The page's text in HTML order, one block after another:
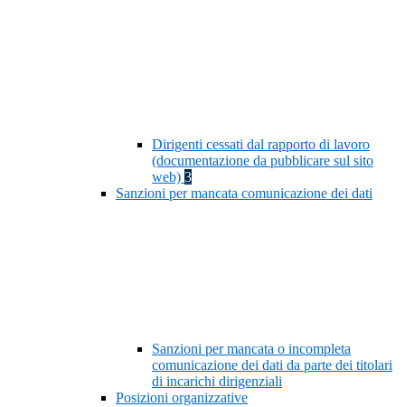
Dirigenti cessati dal rapporto di lavoro
(documentazione da pubblicare sul sito
web) 3
Sanzioni per mancata comunicazione dei dati
Sanzioni per mancata o incompleta
comunicazione dei dati da parte dei titolari
di incarichi dirigenziali
Posizioni organizzative